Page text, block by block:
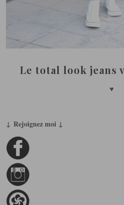
Le total look jeans
♥
↓ Rejoignez moi ↓